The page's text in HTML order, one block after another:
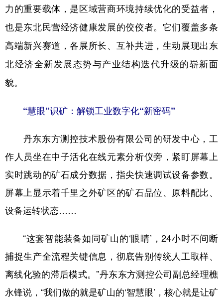
浙江 安徽 福建 江西
陕西 甘肃 青海 宁夏
新疆 内蒙古 黑龙江
Русский язык 日本語 한국어
力的重要载体，是区域营商环境持续优化的受益者，
也是东北民营经济健康发展的佼佼者。它们覆盖多条
高端新兴赛道，各展所长、互补共进，生动展现出东
北经济全新发展态势与产业结构迭代升级的崭新面
貌。
“慧眼”识矿：解锁工业数字化“新密码”
丹东东方测控技术股份有限公司的研发中心，工
作人员坐在中子活化在线元素分析仪旁，紧盯屏幕上
实时跳动的矿石成分数据，指尖快速调试设备参数。
屏幕上显示着千里之外矿区的矿石品位、原料配比、
设备运转状态……
“这套智能装备如同矿山的‘眼睛’，24小时不间断
捕捉生产全流程关键信息，彻底告别传统人工取样、
离线化验的滞后模式。”丹东东方测控公司副总经理樵
永锋说，“我们做的就是矿山的‘智慧眼’，核心就是让矿